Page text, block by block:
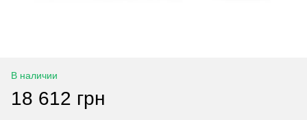
В наличии
18 612 грн